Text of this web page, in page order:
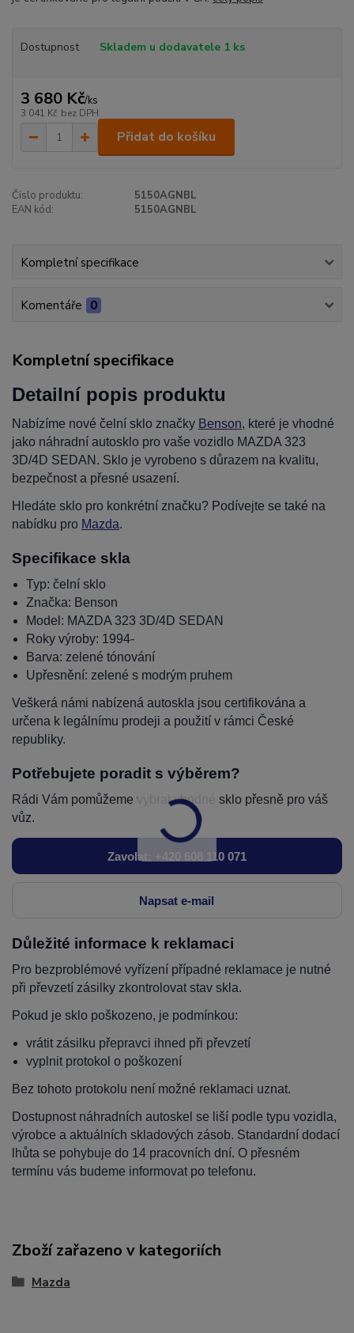
Dostupnost Skladem u dodavatele 1 ks
3 680 Kč/ks
3 041 Kč bez DPH
Přidat do košíku
Číslo produktu:
5150AGNBL
EAN kód:
5150AGNBL
Kompletní specifikace
Komentáře 0
Kompletní specifikace
Detailní popis produktu
Nabízíme nové čelní sklo značky Benson, které je vhodné
jako náhradní autosklo pro vaše vozidlo MAZDA 323
3D/4D SEDAN. Sklo je vyrobeno s důrazem na kvalitu,
bezpečnost a přesné usazení.
Hledáte sklo pro konkrétní značku? Podívejte se také na
nabídku pro Mazda.
Specifikace skla
Typ: čelní sklo
Značka: Benson
Model: MAZDA 323 3D/4D SEDAN
Roky výroby: 1994-
Barva: zelené tónování
Upřesnění: zelené s modrým pruhem
Veškerá námi nabízená autoskla jsou certifikována a
určena k legálnímu prodeji a použití v rámci České
republiky.
Potřebujete poradit s výběrem?
Rádi Vám pomůžeme vybrat vhodné sklo přesně pro váš
vůz.
Zavolat: +420 608 110 071
Napsat e-mail
Důležité informace k reklamaci
Pro bezproblémové vyřízení případné reklamace je nutné
při převzetí zásilky zkontrolovat stav skla.
Pokud je sklo poškozeno, je podmínkou:
vrátit zásilku přepravci ihned při převzetí
vyplnit protokol o poškození
Bez tohoto protokolu není možné reklamaci uznat.
Dostupnost náhradních autoskel se liší podle typu vozidla,
výrobce a aktuálních skladových zásob. Standardní dodací
lhůta se pohybuje do 14 pracovních dní. O přesném
termínu vás budeme informovat po telefonu.
Zboží zařazeno v kategoriích
Mazda